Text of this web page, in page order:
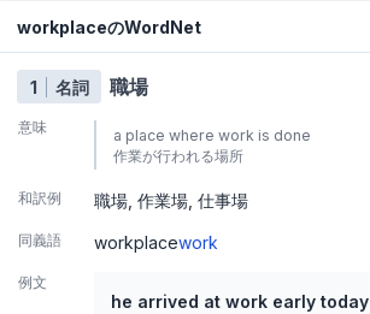
workplaceのWordNet
1 名詞 職場
意味
a place where work is done
作業が行われる場所
和訳例 職場 作業場 仕事場
同義語 workplacework
例文
he arrived at work early today